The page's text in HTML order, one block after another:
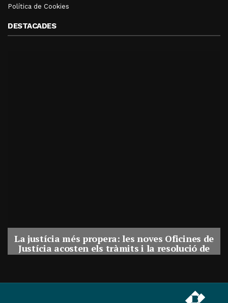
Política de Cookies
DESTACADES
La justícia més propera: les noves Oficines de
Justícia acosten els tràmits i la resolució de
conflictes als municipis de Catalunya